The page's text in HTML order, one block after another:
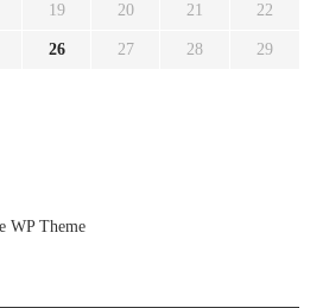
19 20 21 22
26 27 28 29